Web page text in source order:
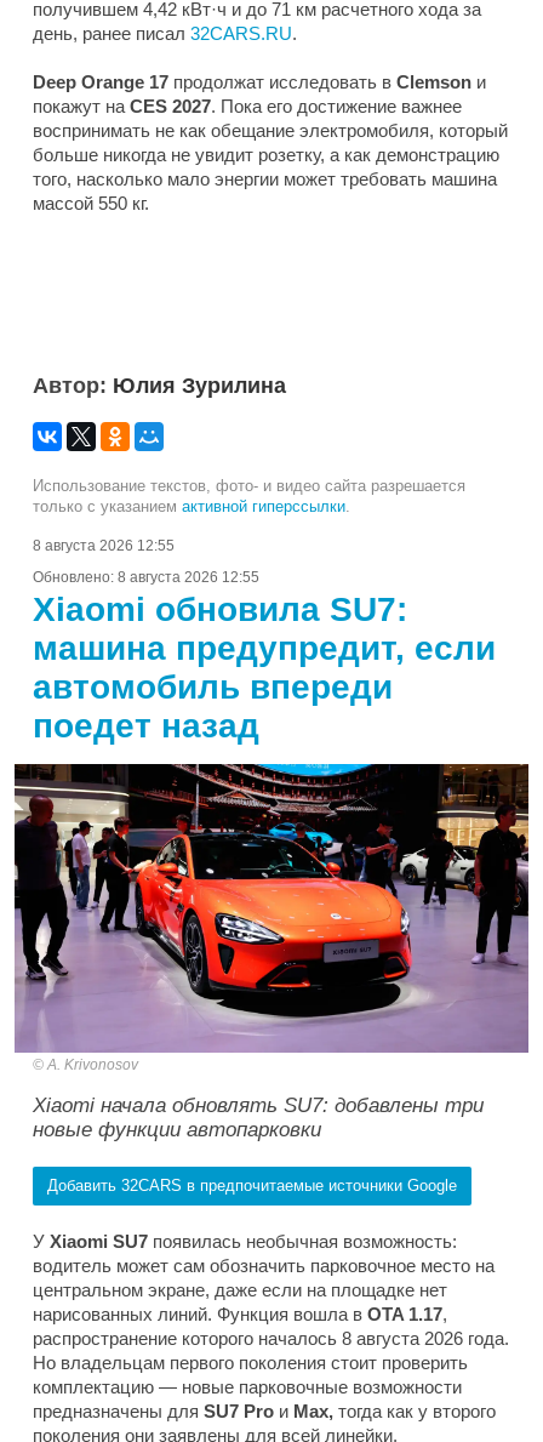
получившем 4,42 кВт·ч и до 71 км расчетного хода за
день, ранее писал 32CARS.RU.
Deep Orange 17 продолжат исследовать в Clemson и
покажут на CES 2027. Пока его достижение важнее
воспринимать не как обещание электромобиля, который
больше никогда не увидит розетку, а как демонстрацию
того, насколько мало энергии может требовать машина
массой 550 кг.
Автор: Юлия Зурилина
Использование текстов, фото- и видео сайта разрешается
только с указанием активной гиперссылки
8 августа 2026 12:55
Обновлено: 8 августа 2026 12:55
Xiaomi обновила SU7:
машина предупредит, если
автомобиль впереди
поедет назад
A. Krivonosov
Xiaomi начала обновлять SU7: добавлены три
новые функции автопарковки
Добавить 32CARS в предпочитаемые источники Google
У Xiaomi SU7 появилась необычная возможность:
водитель может сам обозначить парковочное место на
центральном экране, даже если на площадке нет
нарисованных линий. Функция вошла в OTA 1.17,
распространение которого началось 8 августа 2026 года.
Но владельцам первого поколения стоит проверить
комплектацию — новые парковочные возможности
предназначены для SU7 Pro и Max, тогда как у второго
поколения они заявлены для всей линейки.